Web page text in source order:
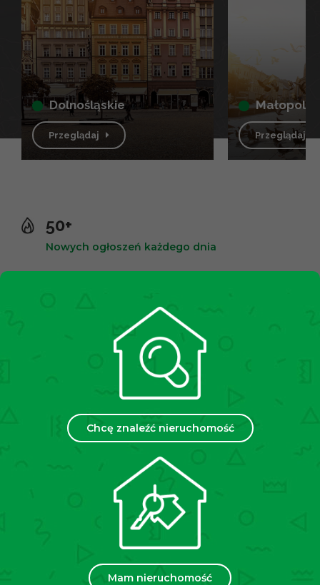
Chcę znaleźć nieruchomość
Mam nieruchomość
dolnośląskie
Przeglądaj Przeglądaj
50+
Nowych ogłoszeń każdego dnia
Zadowolonych klientów
Spotkań miesięcznie
35
Chcesz sprzedać lub wynająć
swoją nieruchomość?